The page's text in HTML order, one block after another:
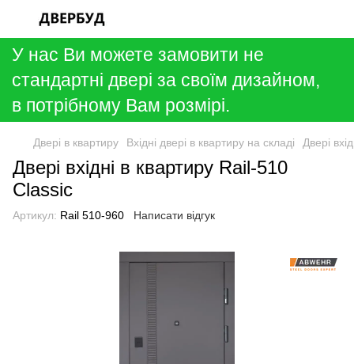
У нас Ви можете замовити не
стандартні двері за своїм дизайном,
в потрібному Вам розмірі.
Двері в квартиру Вхідні двері в квартиру на складі Двері
Двері вхідні в квартиру Rail-510
Classic
Артикул: Rail 510-960 Написати відгук